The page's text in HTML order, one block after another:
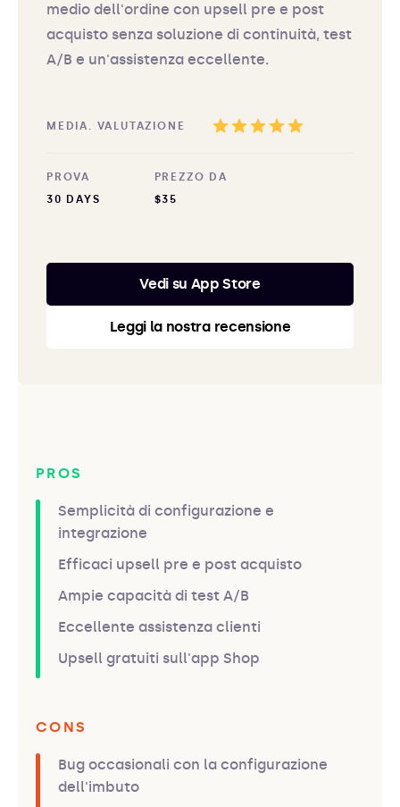
medio dell'ordine con upsell pre e post
acquisto senza soluzione di continuità, test
A/B e un'assistenza eccellente.
MEDIA. VALUTAZIONE
PROVA
30 DAYS
PREZZO DA
$35
Vedi su App Store
Leggi la nostra recensione
PROS
Semplicità di configurazione e
integrazione
Efficaci upsell pre e post acquisto
Ampie capacità di test A/B
Eccellente assistenza clienti
Upsell gratuiti sull'app Shop
CONS
Bug occasionali con la configurazione
dell'imbuto